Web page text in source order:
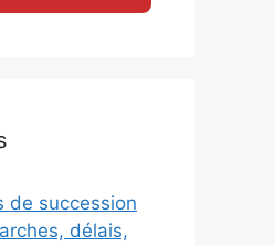
de succession
délais,